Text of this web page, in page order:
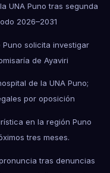
UNA Puno tras segunda
2026–2031
solicita investigar
de Ayaviri
de la UNA Puno;
por oposición
en la región Puno
tres meses.
tras denuncias